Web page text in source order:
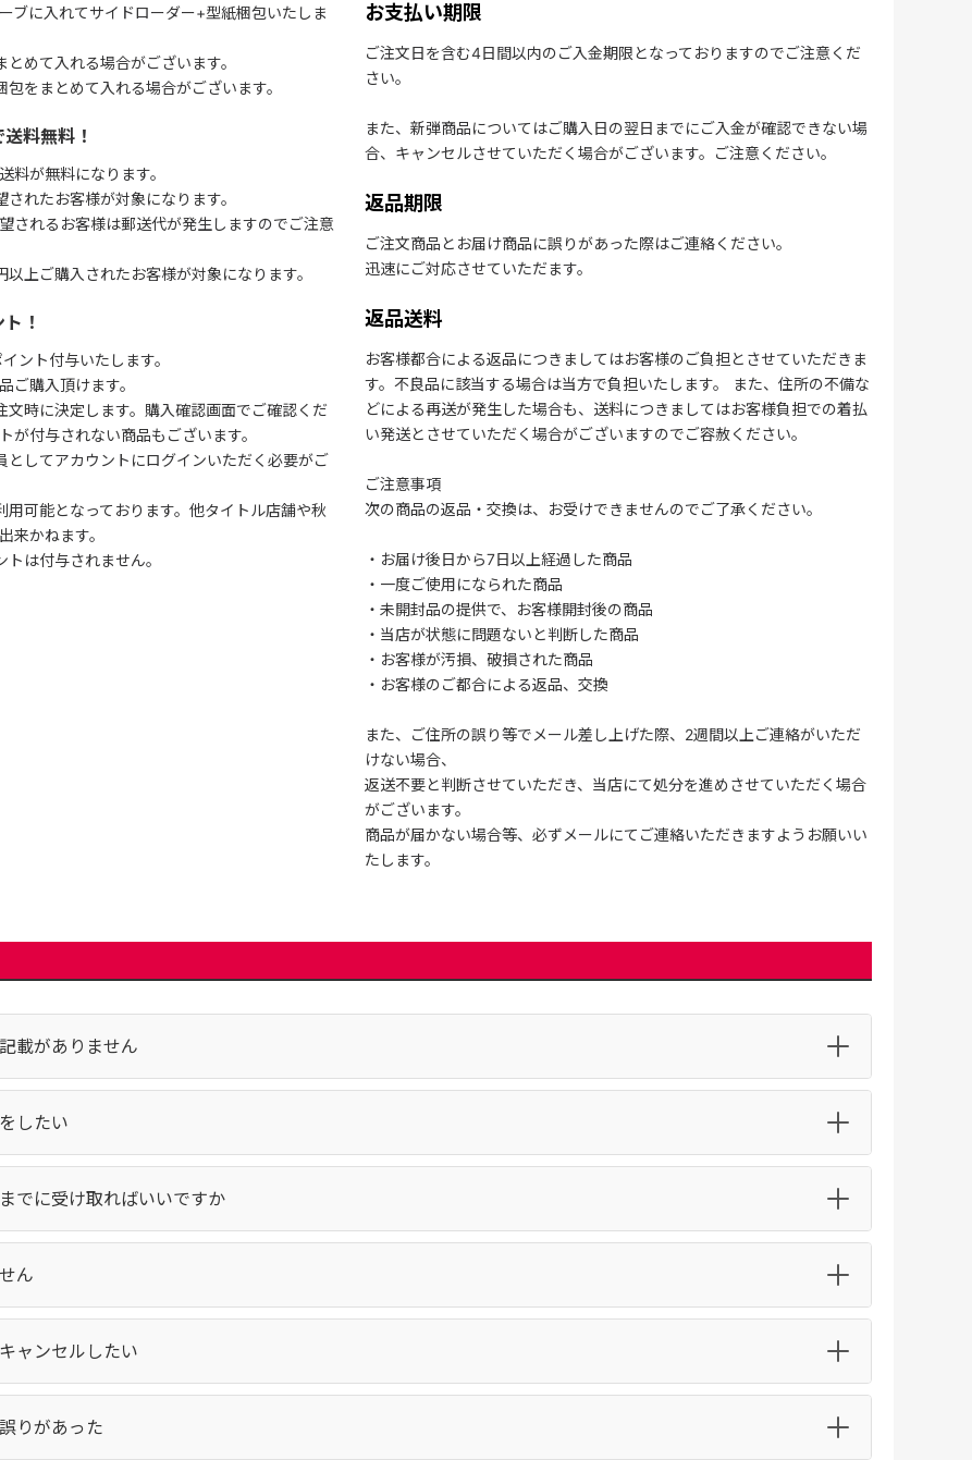
ブに入れてサイドローダー+型紙梱包いたしま
めて入れる場合がございます。
をまとめて入れる場合がございます。
料無料！
料が無料になります。
れたお客様が対象になります。
されるお客様は郵送代が発生しますのでご注意
上ご購入されたお客様が対象になります。
！
ント付与いたします。
ご購入頂けます。
文時に決定します。購入確認画面でご確認くだ
が付与されない商品もございます。
としてアカウントにログインいただく必要がご
可能となっております。他タイトル店舗や秋
来かねます。
は付与されません。
お支払い期限
ご注文日を含む4日間以内のご入金期限となっておりますのでご注意くだ
さい。
また、新弾商品についてはご購入日の翌日までにご入金が確認できない場
合、キャンセルさせていただく場合がございます。ご注意ください。
返品期限
ご注文商品とお届け商品に誤りがあった際はご連絡ください。
迅速にご対応させていただます。
返品送料
お客様都合による返品につきましてはお客様のご負担とさせていただきま
す。不良品に該当する場合は当方で負担いたします。 また、住所の不備な
どによる再送が発生した場合も、送料につきましてはお客様負担での着払
い発送とさせていただく場合がございますのでご容赦ください。
ご注意事項
次の商品の返品・交換は、お受けできませんのでご了承ください。
・お届け後日から7日以上経過した商品
・一度ご使用になられた商品
・未開封品の提供で、お客様開封後の商品
・当店が状態に問題ないと判断した商品
・お客様が汚損、破損された商品
・お客様のご都合による返品、交換
また、ご住所の誤り等でメール差し上げた際、2週間以上ご連絡がいただ
けない場合、
返送不要と判断させていただき、当店にて処分を進めさせていただく場合
がございます。
商品が届かない場合等、必ずメールにてご連絡いただきますようお願いい
たします。
載がありません
したい
でに受け取ればいいですか
ん
ャンセルしたい
りがあった